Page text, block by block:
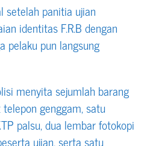
setelah panitia ujian
identitas F.R.B dengan
pelaku pun langsung
menyita sejumlah barang
genggam, satu
palsu, dua lembar fotokopi
ujian, serta satu